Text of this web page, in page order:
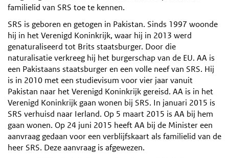
familielid van SRS toe te kennen.
SRS is geboren en getogen in Pakistan. Sinds 1997 woonde
hij in het Verenigd Koninkrijk, waar hij in 2013 werd
genaturaliseerd tot Brits staatsburger. Door die
naturalisatie verkreeg hij het burgerschap van de EU. AA is
een Pakistaans staatsburger en een volle neef van SRS. Hij
is in 2010 met een studievisum voor vier jaar vanuit
Pakistan naar het Verenigd Koninkrijk gereisd. AA is in het
Verenigd Koninkrijk gaan wonen bij SRS. In januari 2015 is
SRS verhuisd naar Ierland. Op 5 maart 2015 is AA bij hem
gaan wonen. Op 24 juni 2015 heeft AA bij de Minister een
aanvraag gedaan voor een verblijfskaart als familielid van de
heer SRS. Deze aanvraag is afgewezen.